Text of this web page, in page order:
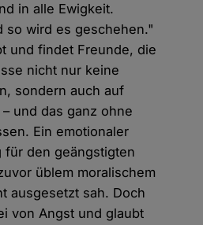
in alle Ewigkeit.
so wird es geschehen."
und findet Freunde, die
nicht nur keine
sondern auch auf
und das ganz ohne
Ein emotionaler
für den geängstigten
üblem moralischem
ausgesetzt sah. Doch
von Angst und glaubt